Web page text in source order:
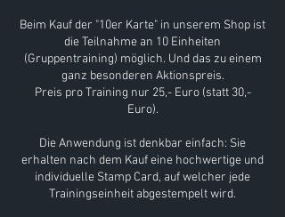
Beim Kauf der "10er Karte" in unserem Shop ist
die Teilnahme an 10 Einheiten
(Gruppentraining) möglich. Und das zu einem
ganz besonderen Aktionspreis.
Preis pro Training nur 25,- Euro (statt 30,-
Euro).
Die Anwendung ist denkbar einfach: Sie
erhalten nach dem Kauf eine hochwertige und
individuelle Stamp Card, auf welcher jede
Trainingseinheit abgestempelt wird.